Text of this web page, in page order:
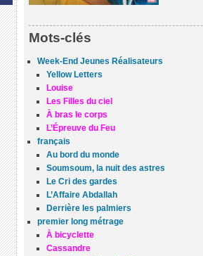
Mots-clés
Week-End Jeunes Réalisateurs
Yellow Letters
Louise
Les Filles du ciel
À bras le corps
L’Épreuve du Feu
français
Au bord du monde
Soumsoum, la nuit des astres
Le Cri des gardes
L’Affaire Abdallah
Derrière les palmiers
premier long métrage
À bicyclette
Cassandre